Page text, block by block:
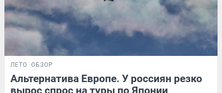
ЛЕТО ОБЗОР
Альтернатива Европе. У россиян резко
вырос спрос на туры по Японии